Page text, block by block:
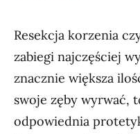
Resekcja korzenia
zabiegi najczęściej
znacznie większa
swoje zęby wyrwać,
odpowiednia